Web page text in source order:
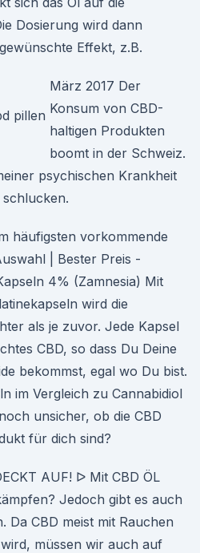
Dosierung wird dann
Effekt, z.B.
März 2017 Der
Konsum von CBD-
haltigen Produkten
boomt in der Schweiz.
psychischen Krankheit
häufigsten vorkommende
| Bester Preis -
4% (Zamnesia) Mit
wird die
als je zuvor. Jede Kapsel
CBD, so dass Du Deine
bekommst, egal wo Du bist.
im Vergleich zu Cannabidiol
unsicher, ob die CBD
für dich sind?
AUF! ᐅ Mit CBD ÖL
Jedoch gibt es auch
Da CBD meist mit Rauchen
müssen wir auch auf